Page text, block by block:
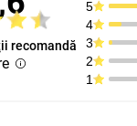
recomandă
5
4
3
2
1